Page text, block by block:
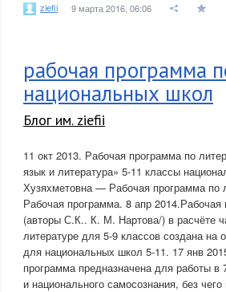
ziefii 9 марта 2016, 06:06
рабочая программа
национальных школ
Блог им. ziefii
11 окт 2013. Рабочая программа по
язык и литература» 5-11 классы
Хузяхметовна — Рабочая программа
Рабочая программа. 8 апр
(авторы С.К.. К. М. Нартова/) в расчёте
литературе для 5-9 классов создана на
для национальных школ 5-11. 17 янв
программа предназначена для работы
и национального самосознания, без